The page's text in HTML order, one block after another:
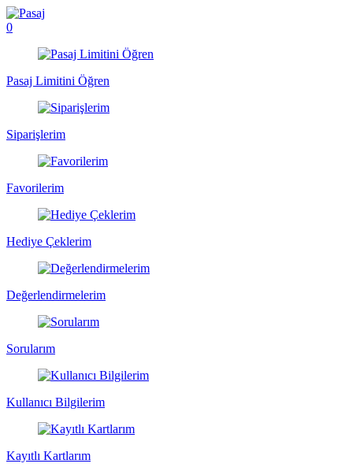
0
Pasaj Limitini Öğren
Siparişlerim
Favorilerim
Hediye Çeklerim
Değerlendirmelerim
Sorularım
Kullanıcı Bilgilerim
Kayıtlı Kartlarım